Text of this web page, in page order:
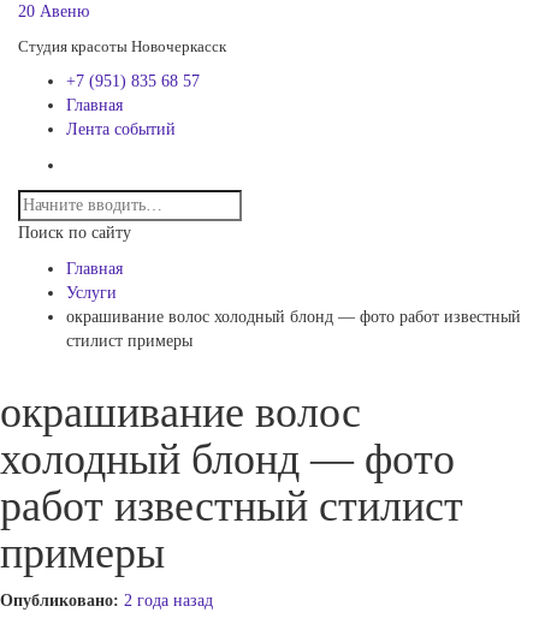
20 Авеню
Студия красоты Новочеркасск
+7 (951) 835 68 57
Главная
Лента событий
Поиск по сайту
Главная
Услуги
окрашивание волос холодный блонд — фото работ известный
стилист примеры
окрашивание волос
холодный блонд — фото
работ известный стилист
примеры
Опубликовано: 2 года назад